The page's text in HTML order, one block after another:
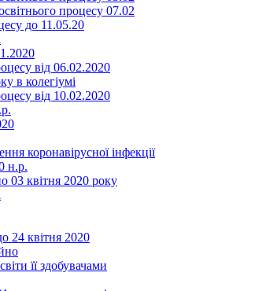
процесу 07.02
до 11.05.20
від 06.02.2020
в колегіумі
від 10.02.2020
коронавірусної інфекції
н.р.
03 квітня 2020 року
24 квітня 2020
її здобувачами